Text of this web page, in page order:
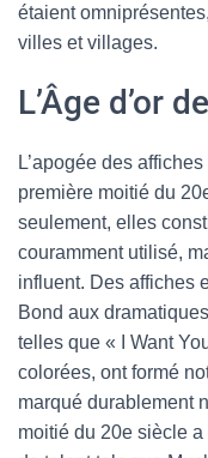
étaient
villes et villages.
L’Âge d’or
L’apogée des
première moitié du
seulement, elles
couramment utilisé,
influent. Des affiches
Bond aux
telles que « I Want
colorées, ont formé
marqué durablement
moitié du 20e siècle